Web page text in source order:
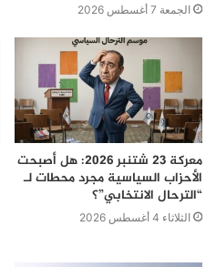
الجمعة 7 أغسطس 2026
معركة 23 شتنبر 2026: هل أصبحت
الأحزاب السياسية مجرد محطات لـ
“الترحال الانتخابي”؟
الثلاثاء 4 أغسطس 2026